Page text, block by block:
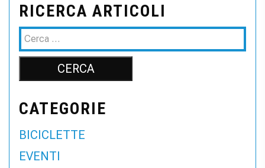
RICERCA ARTICOLI
CATEGORIE
BICICLETTE
EVENTI